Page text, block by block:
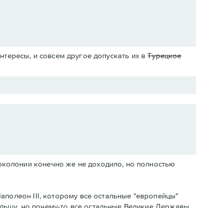
и совсем другое допускать их вТурецкое
конечно же не доходило, но полностью
III, которому все остальные "европейцы"